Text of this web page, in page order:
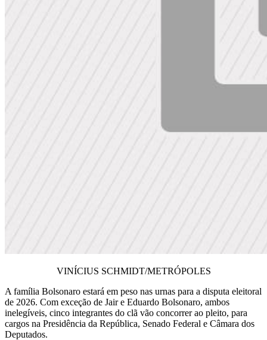
VINÍCIUS SCHMIDT/METRÓPOLES
A família Bolsonaro estará em peso nas urnas para a disputa eleitoral
de 2026. Com exceção de Jair e Eduardo Bolsonaro, ambos
inelegíveis, cinco integrantes do clã vão concorrer ao pleito, para
cargos na Presidência da República, Senado Federal e Câmara dos
Deputados.